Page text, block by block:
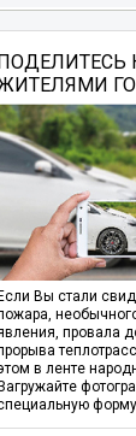
Если Вы стали
провала
в ленте